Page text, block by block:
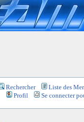
Rechercher
Liste des
Profil
Se connecter